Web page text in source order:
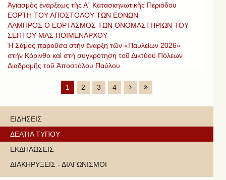
Ἀγιασμὸς ἐνάρξεως τῆς Α΄ Κατασκηνωτικῆς Περιόδου
ΕΟΡΤΗ ΤΟΥ ΑΠΟΣΤΟΛΟΥ ΤΩΝ ΕΘΝΩΝ
ΛΑΜΠΡΟΣ Ο ΕΟΡΤΑΣΜΟΣ ΤΩΝ ΟΝΟΜΑΣΤΗΡΙΩΝ ΤΟΥ
ΣΕΠΤΟΥ ΜΑΣ ΠΟΙΜΕΝΑΡΧΟΥ
Ἡ Σάμος παροῦσα στὴν ἔναρξη τῶν «Παυλείων 2026»
στήν Κόρινθο καὶ στὴ συγκρότηση τοῦ Δικτύου Πόλεων
Διαδρομῆς τοῦ Ἀποστόλου Παύλου
1 2 3 4
ΕΙΔΗΣΕΙΣ
ΔΕΛΤΙΑ ΤΥΠΟΥ
ΕΚΔΗΛΩΣΕΙΣ
ΔΙΑΚΗΡΥΞΕΙΣ - ΔΙΑΓΩΝΙΣΜΟΙ